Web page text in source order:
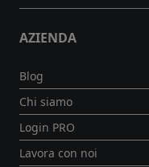
AZIENDA
Blog
Chi siamo
Login PRO
Lavora con noi